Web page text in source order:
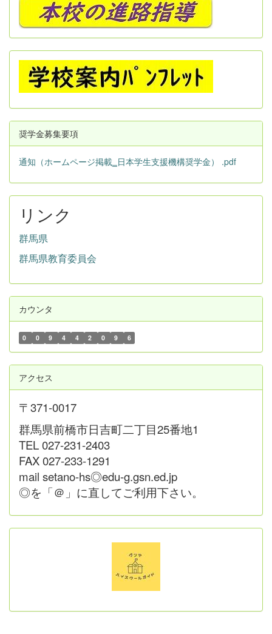
奨学金募集要項
通知（ホームページ掲載‗日本学生支援機構奨学金） .pdf
リンク
群馬県
群馬県教育委員会
カウンタ
0 0 9 4 4 2 0 9 6
アクセス
〒371-0017
群馬県前橋市日吉町二丁目25番地1
TEL 027-231-2403
FAX 027-233-1291
mail setano-hs◎edu-g.gsn.ed.jp
◎を「＠」に直してご利用下さい。